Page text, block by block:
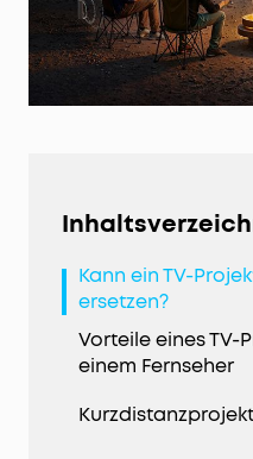
Kann ein TV-
ersetzen?
Vorteile eines TV-
einem Fernseher